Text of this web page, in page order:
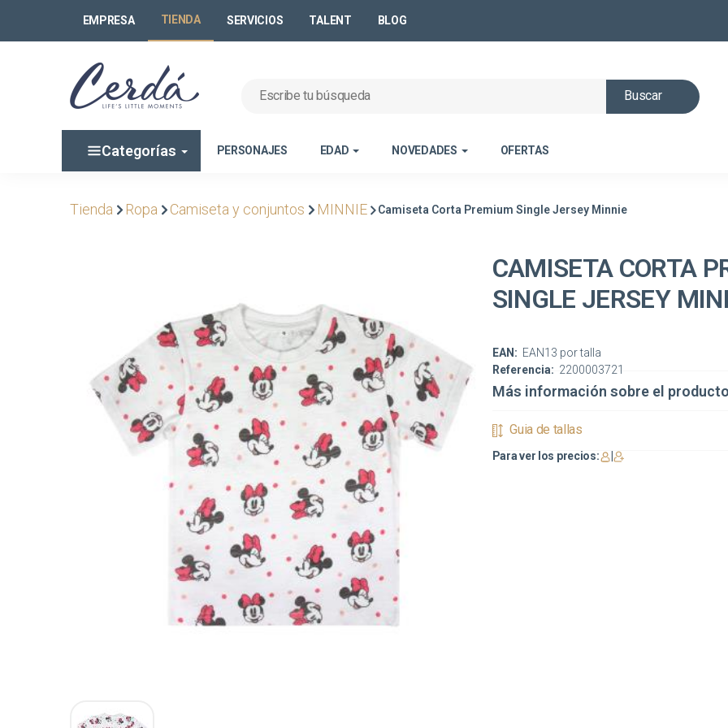
EMPRESA TIENDA SERVICIOS TALENT BLOG
Buscar
Categorías PERSONAJES EDAD NOVEDADES OFERTAS
Tienda Ropa Camiseta y conjuntos MINNIE Camiseta Corta Premium Single Jersey Minnie
CAMISETA CORTA
SINGLE JERSEY
Referencia: 2200003721
EAN: EAN13 por talla
Más información sobre el
Guia de tallas
Para ver los precios: